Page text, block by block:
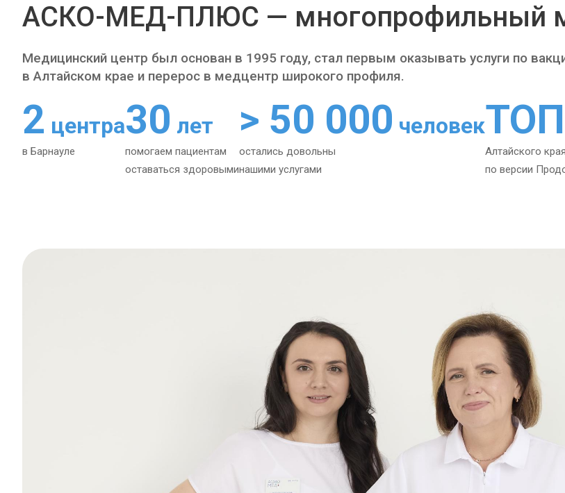
АСКО-МЕД-ПЛЮС — многопрофильный
Медицинский центр был основан в 1995 году, стал первым оказывать услуги по
в Алтайском крае и перерос в медцентр широкого профиля.
2 центра
в Барнауле
30 лет
помогаем пациентам
оставаться здоровыми
> 50 000 человек
остались довольны
нашими услугами
Алтайского края
по версии